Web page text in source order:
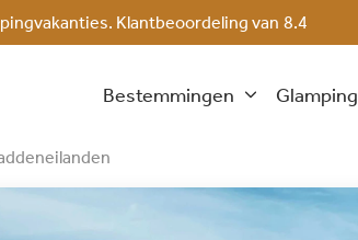
Klantbeoordeling van 8.4
Bestemmingen Glamping